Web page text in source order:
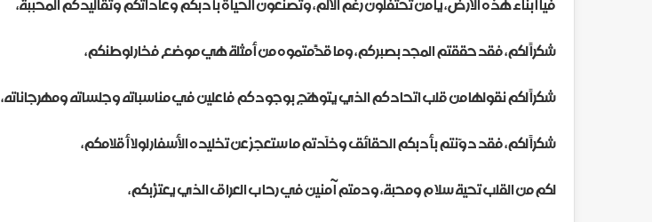
فيا أبناء هذه الأرض، يا من تحتفلون رغم الألم، وتصنعون الحياة بأدبكم وعاداتكم وتقاليدكم المحببة،
شكراً لكم، فقد حققتم المجد بصبركم، وما قدّمتموه من أمثلةٍ هي موضع فخار لوطنكم،
شكراً لكم نقولها من قلب اتحادكم الذي يتوهّج بوجودكم فاعلين في مناسباته وجلساته ومهرجاناته،
شكراً لكم، فقد دوّنتم بأدبكم الحقائق وخلّدتم ما ستعجز عن تخليده الأسفار لولا أقلامكم،
لكم من القلب تحية سلام ومحبة، ودمتم آمنين في رحاب العراق الذي يعتزّ بكم،